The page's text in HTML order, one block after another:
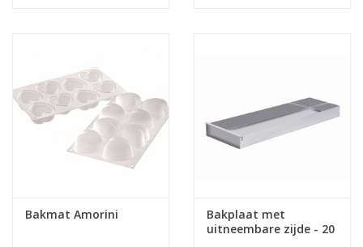
Bakmat Amorini
Bakplaat met
uitneembare zijde - 20